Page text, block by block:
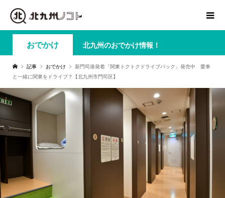
おでかけ 北九州のおでかけ情報！
記事 おでかけ
新門司港発着「関東トクトクドライブパック」発売中 愛車
と一緒に関東をドライブ？【北九州市門司区】